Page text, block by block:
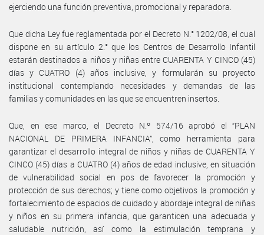
ejerciendo una función preventiva, promocional y reparadora.
Que dicha Ley fue reglamentada por el Decreto N.° 1202/08, el cual
dispone en su artículo 2.° que los Centros de Desarrollo Infantil
estarán destinados a niños y niñas entre CUARENTA Y CINCO (45)
días y CUATRO (4) años inclusive, y formularán su proyecto
institucional contemplando necesidades y demandas de las
familias y comunidades en las que se encuentren insertos.
Que, en ese marco, el Decreto N.º 574/16 aprobó el “PLAN
NACIONAL DE PRIMERA INFANCIA”, como herramienta para
garantizar el desarrollo integral de niños y niñas de CUARENTA Y
CINCO (45) días a CUATRO (4) años de edad inclusive, en situación
de vulnerabilidad social en pos de favorecer la promoción y
protección de sus derechos; y tiene como objetivos la promoción y
fortalecimiento de espacios de cuidado y abordaje integral de niñas
y niños en su primera infancia, que garanticen una adecuada y
saludable nutrición, así como la estimulación temprana y